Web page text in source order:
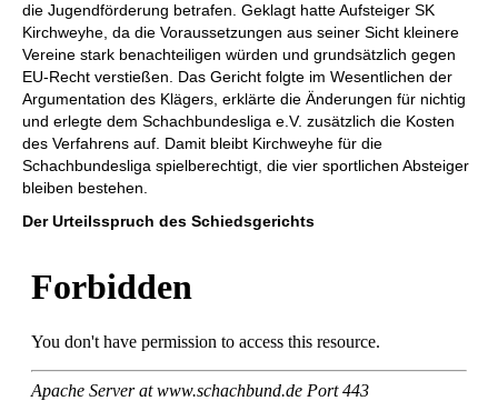
die Jugendförderung betrafen. Geklagt hatte Aufsteiger SK
Kirchweyhe, da die Voraussetzungen aus seiner Sicht kleinere
Vereine stark benachteiligen würden und grundsätzlich gegen
EU-Recht verstießen. Das Gericht folgte im Wesentlichen der
Argumentation des Klägers, erklärte die Änderungen für nichtig
und erlegte dem Schachbundesliga e.V. zusätzlich die Kosten
des Verfahrens auf. Damit bleibt Kirchweyhe für die
Schachbundesliga spielberechtigt, die vier sportlichen Absteiger
bleiben bestehen.
Der Urteilsspruch des Schiedsgerichts